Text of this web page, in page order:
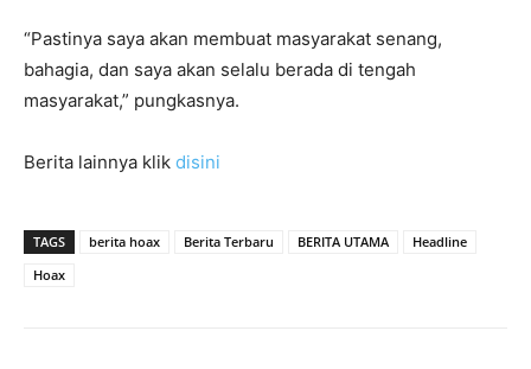
“Pastinya saya akan membuat masyarakat senang,
bahagia, dan saya akan selalu berada di tengah
masyarakat,” pungkasnya.
Berita lainnya klik disini
TAGS berita hoax Berita Terbaru BERITA UTAMA
Headline
Hoax